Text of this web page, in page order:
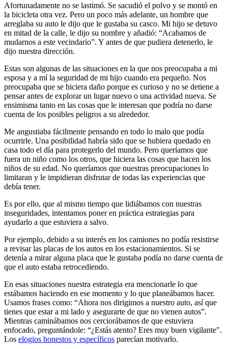
Afortunadamente no se lastimó. Se sacudió el polvo y se montó en
la bicicleta otra vez. Pero un poco más adelante, un hombre que
arreglaba su auto le dijo que le gustaba su casco. Mi hijo se detuvo
en mitad de la calle, le dijo su nombre y añadió: “Acabamos de
mudarnos a este vecindario”. Y antes de que pudiera detenerlo, le
dijo nuestra dirección.
Estas son algunas de las situaciones en la que nos preocupaba a mi
esposa y a mí la seguridad de mi hijo cuando era pequeño. Nos
preocupaba que se hiciera daño porque es curioso y no se detiene a
pensar antes de explorar un lugar nuevo o una actividad nueva. Se
ensimisma tanto en las cosas que le interesan que podría no darse
cuenta de los posibles peligros a su alrededor.
Me angustiaba fácilmente pensando en todo lo malo que podía
ocurrirle. Una posibilidad habría sido que se hubiera quedado en
casa todo el día para protegerlo del mundo. Pero queríamos que
fuera un niño como los otros, que hiciera las cosas que hacen los
niños de su edad. No queríamos que nuestras preocupaciones lo
limitaran y le impidieran disfrutar de todas las experiencias que
debía tener.
Es por ello, que al mismo tiempo que lidiábamos con nuestras
inseguridades, intentamos poner en práctica estrategias para
ayudarlo a que estuviera a salvo.
Por ejemplo, debido a su interés en los camiones no podía resistirse
a revisar las placas de los autos en los estacionamientos. Si se
detenía a mirar alguna placa que le gustaba podía no darse cuenta de
que el auto estaba retrocediendo.
En esas situaciones nuestra estrategia era mencionarle lo que
estábamos haciendo en ese momento y lo que planeábamos hacer.
Usamos frases como: “Ahora nos dirigimos a nuestro auto, así que
tienes que estar a mi lado y asegurarte de que no vienen autos”.
Mientras caminábamos nos cerciorábamos de que estuviera
enfocado, preguntándole: “¿Estás atento? Eres muy buen vigilante".
Los elogios honestos y específicos parecían motivarlo.